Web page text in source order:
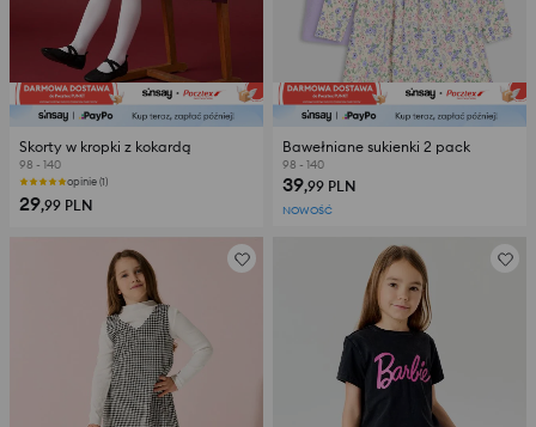
Skorty w kropki z kokardą
98 - 140
opinie (1)
29,99 PLN
Bawełniane sukienki 2 pack
98 - 140
39,99 PLN
NOWOŚĆ